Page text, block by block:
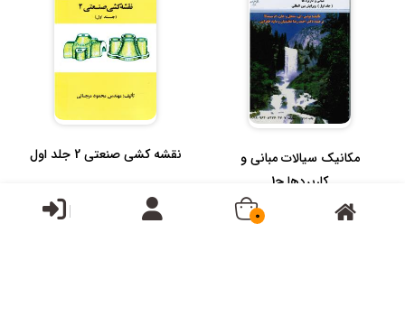
مکانیک سیالات مبانی و
کاربردها ج1
قیمت:
نقشه کشی صنعتی 2 جلد اول
قیمت: 0